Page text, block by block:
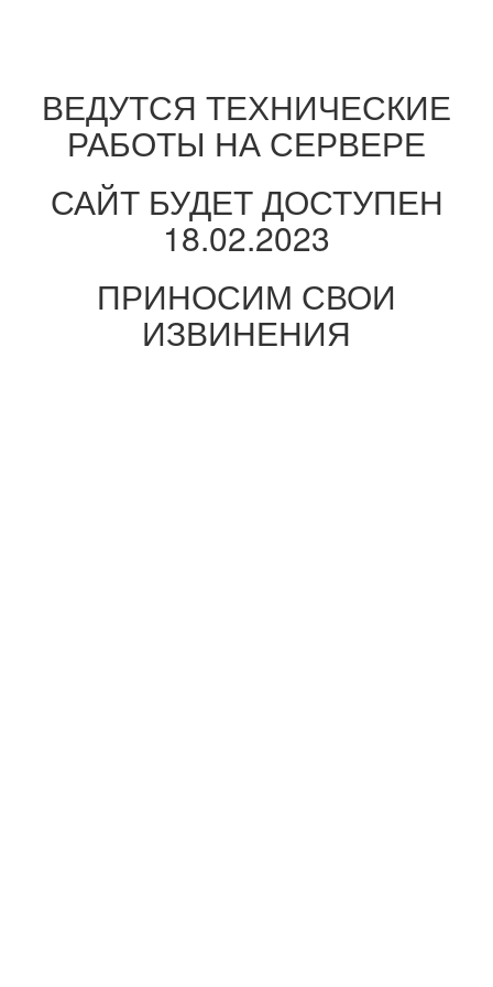
ВЕДУТСЯ ТЕХНИЧЕСКИЕ
РАБОТЫ НА СЕРВЕРЕ
САЙТ БУДЕТ ДОСТУПЕН
18.02.2023
ПРИНОСИМ СВОИ
ИЗВИНЕНИЯ